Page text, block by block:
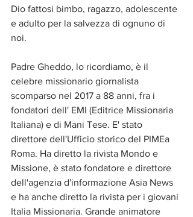
Dio fattosi bimbo, ragazzo, adolescente
e adulto per la salvezza di ognuno di
noi.
Padre Gheddo, lo ricordiamo, è il
celebre missionario giornalista
scomparso nel 2017 a 88 anni, fra i
fondatori dell' EMI (Editrice Missionaria
Italiana) e di Mani Tese. E' stato
direttore dell'Ufficio storico del PIMEa
Roma. Ha diretto la rivista Mondo e
Missione, è stato fondatore e direttore
dell'agenzia d'informazione Asia News
e ha anche diretto la rivista per i giovani
Italia Missionaria. Grande animatore